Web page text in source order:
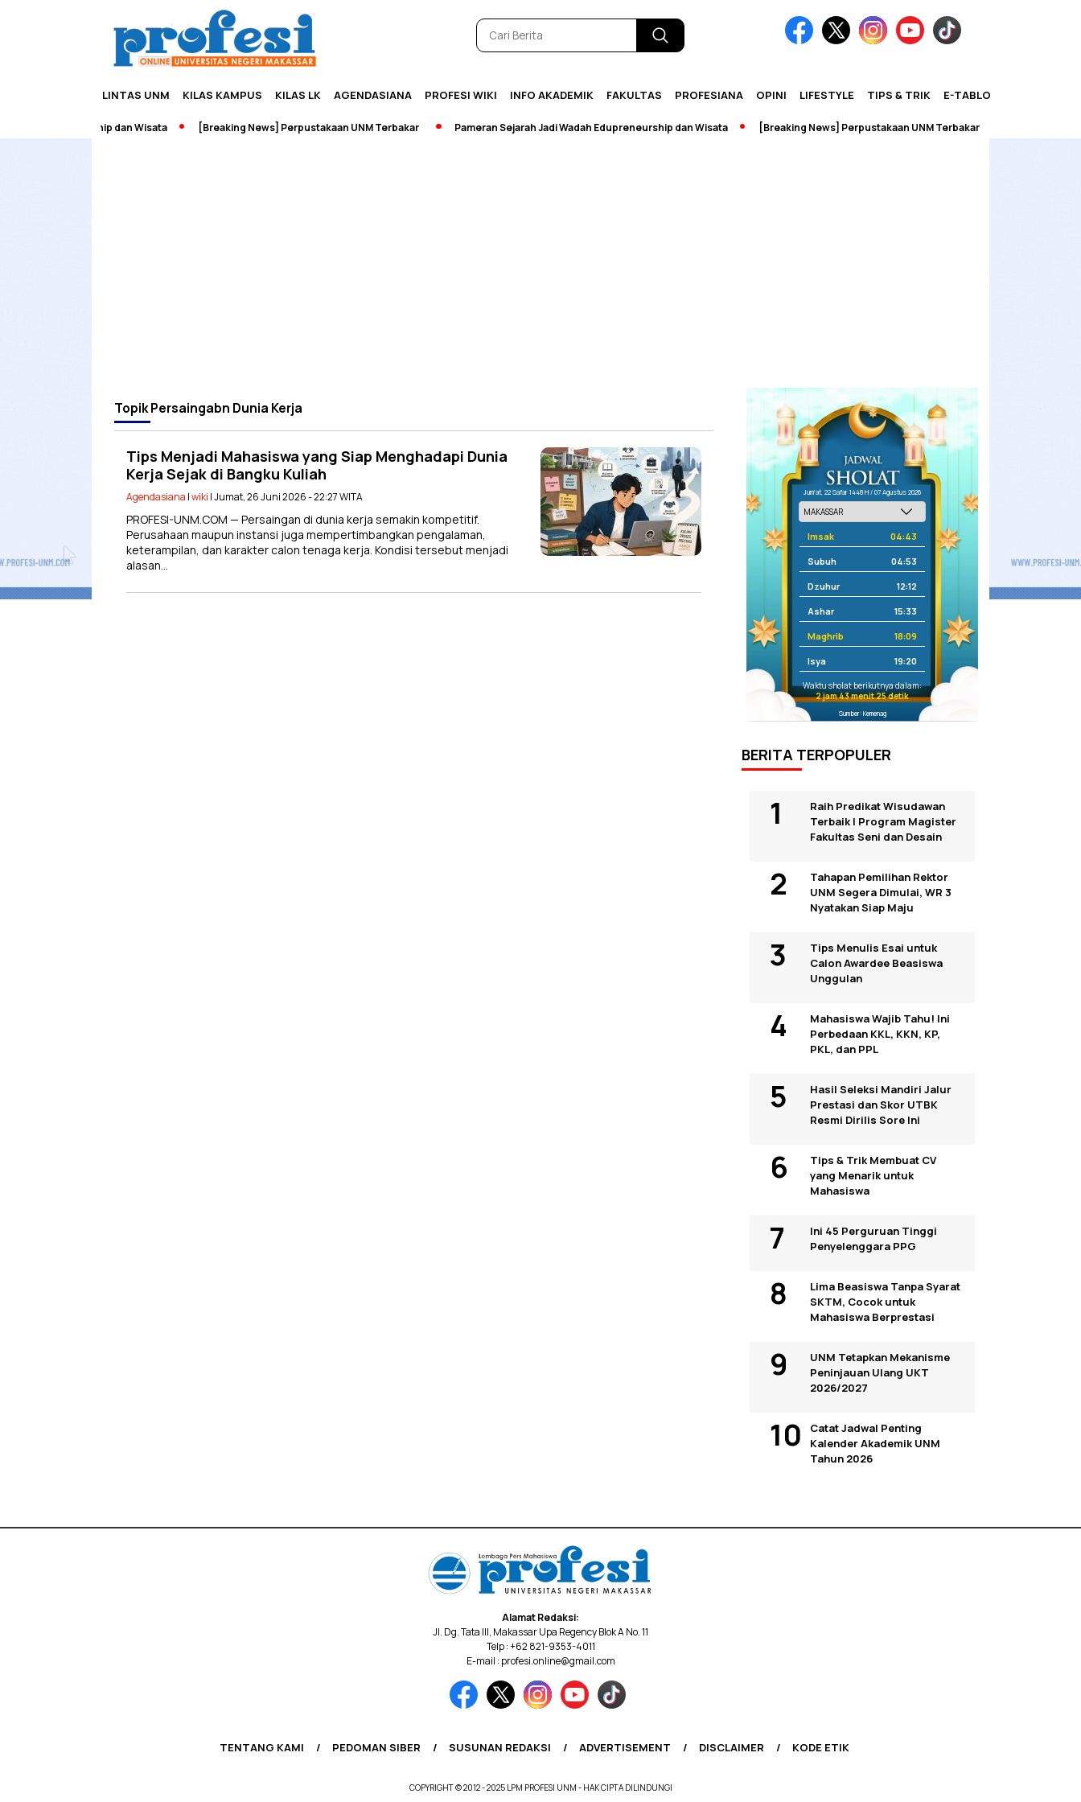
LINTAS UNM KILAS KAMPUS KILAS LK AGENDASIANA PROFESI WIKI INFO AKADEMIK FAKULTAS PROFESIANA OPINI LIFESTYLE TIPS & TRIK E-TABLOID
Edupreneurship dan Wisata [Breaking News] Perpustakaan UNM Terbakar Pameran Sejarah Jadi Wadah Edupreneurship dan Wisata [Breaking News] Perpustakaan UNM Terbakar
TopikPersaingabn Dunia Kerja
Tips Menjadi Mahasiswa yang Siap Menghadapi Dunia
Kerja Sejak di Bangku Kuliah
Agendasiana |wiki | Jumat, 26 Juni 2026 - 22:27 WITA
PROFESI-UNM.COM — Persaingan di dunia kerja semakin kompetitif.
Perusahaan maupun instansi juga mempertimbangkan pengalaman,
keterampilan, dan karakter calon tenaga kerja. Kondisi tersebut menjadi
alasan…
Jum'at, 22 Safar 1448 H / 07 Agustus 2026
Imsak 04:43
Subuh 04:53
Dzuhur 12:12
Ashar 15:33
Maghrib 18:09
Isya 19:20
Waktu sholat berikutnya dalam:
2 jam 43 menit 25 detik
Sumber: Kemenag
BERITA TERPOPULER
Raih Predikat Wisudawan
Terbaik I Program Magister
Fakultas Seni dan Desain
Tahapan Pemilihan Rektor
UNM Segera Dimulai, WR 3
Nyatakan Siap Maju
Tips Menulis Esai untuk
Calon Awardee Beasiswa
Unggulan
Mahasiswa Wajib Tahu! Ini
Perbedaan KKL, KKN, KP,
PKL, dan PPL
Hasil Seleksi Mandiri Jalur
Prestasi dan Skor UTBK
Resmi Dirilis Sore Ini
Tips & Trik Membuat CV
yang Menarik untuk
Mahasiswa
Ini 45 Perguruan Tinggi
Penyelenggara PPG
Lima Beasiswa Tanpa Syarat
SKTM, Cocok untuk
Mahasiswa Berprestasi
UNM Tetapkan Mekanisme
Peninjauan Ulang UKT
2026/2027
Catat Jadwal Penting
Kalender Akademik UNM
Tahun 2026
Alamat Redaksi:
Jl. Dg. Tata III, Makassar Upa Regency Blok A No. 11
Telp : +62 821-9353-4011
E-mail : profesi.online@gmail.com
TENTANG KAMI PEDOMAN SIBER SUSUNAN REDAKSI ADVERTISEMENT DISCLAIMER KODE ETIK
COPYRIGHT © 2012 - 2025 LPM PROFESI UNM - HAK CIPTA DILINDUNGI